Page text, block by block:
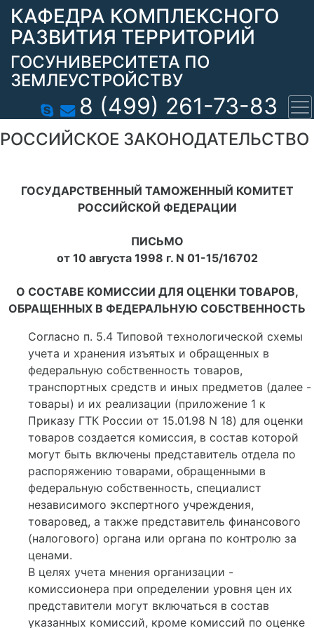
КАФЕДРА КОМПЛЕКСНОГО
РАЗВИТИЯ ТЕРРИТОРИЙ
ГОСУНИВЕРСИТЕТА ПО
ЗЕМЛЕУСТРОЙСТВУ
8 (499) 261-73-83
РОССИЙСКОЕ ЗАКОНОДАТЕЛЬСТВО
ГОСУДАРСТВЕННЫЙ ТАМОЖЕННЫЙ КОМИТЕТ
РОССИЙСКОЙ ФЕДЕРАЦИИ
ПИСЬМО
от 10 августа 1998 г. N 01-15/16702
О СОСТАВЕ КОМИССИИ ДЛЯ ОЦЕНКИ ТОВАРОВ,
ОБРАЩЕННЫХ В ФЕДЕРАЛЬНУЮ СОБСТВЕННОСТЬ
Согласно п. 5.4 Типовой технологической схемы
учета и хранения изъятых и обращенных в
федеральную собственность товаров,
транспортных средств и иных предметов (далее -
товары) и их реализации (приложение 1 к
Приказу ГТК России от 15.01.98 N 18) для оценки
товаров создается комиссия, в состав которой
могут быть включены представитель отдела по
распоряжению товарами, обращенными в
федеральную собственность, специалист
независимого экспертного учреждения,
товаровед, а также представитель финансового
(налогового) органа или органа по контролю за
ценами.
В целях учета мнения организации -
комиссионера при определении уровня цен их
представители могут включаться в состав
указанных комиссий, кроме комиссий по оценке